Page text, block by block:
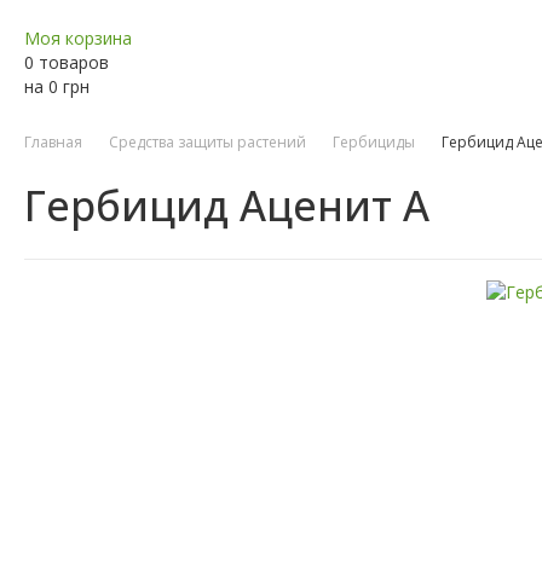
Моя корзина
0 товаров
на 0 грн
Главная Средства защиты растений Гербициды Гербицид
Гербицид Аценит А